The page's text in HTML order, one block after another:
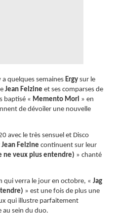
quelques semaines Ergy sur le
Jean Felzine et ses comparses de
baptisé « Memento Mori » en
de dévoiler une nouvelle
avec le très sensuel et Disco
Jean Felzine continuent sur leur
ne veux plus entendre) » chanté
qui verra le jour en octobre, « Jag
» est une fois de plus une
qui illustre parfaitement
au sein du duo.